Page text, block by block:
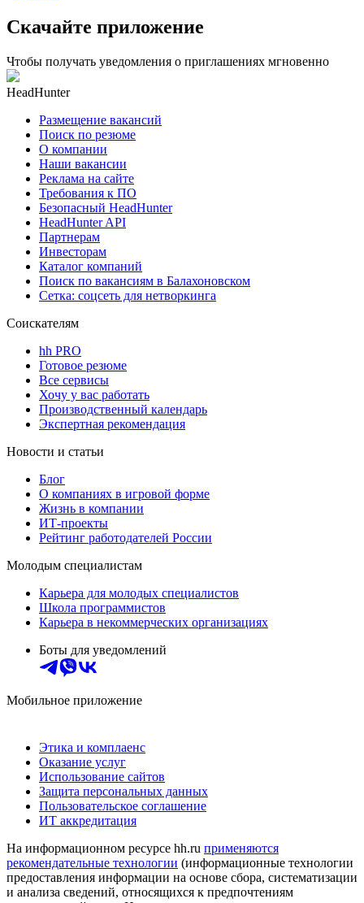
Скачайте приложение
Чтобы получать уведомления о приглашениях мгновенно
HeadHunter
Размещение вакансий
Поиск по резюме
О компании
Наши вакансии
Реклама на сайте
Требования к ПО
Безопасный HeadHunter
HeadHunter API
Партнерам
Инвесторам
Каталог компаний
Поиск по вакансиям в Балахоновском
Сетка: соцсеть для нетворкинга
Соискателям
hh PRO
Готовое резюме
Все сервисы
Хочу у вас работать
Производственный календарь
Экспертная рекомендация
Новости и статьи
Блог
О компаниях в игровой форме
Жизнь в компании
ИТ-проекты
Рейтинг работодателей России
Молодым специалистам
Карьера для молодых специалистов
Школа программистов
Карьера в некоммерческих организациях
Боты для уведомлений
Мобильное приложение
Этика и комплаенс
Оказание услуг
Использование сайтов
Защита персональных данных
Пользовательское соглашение
ИТ аккредитация
На информационном ресурсе hh.ru применяются
рекомендательные технологии (информационные технологии
предоставления информации на основе сбора, систематизации
и анализа сведений, относящихся к предпочтениям